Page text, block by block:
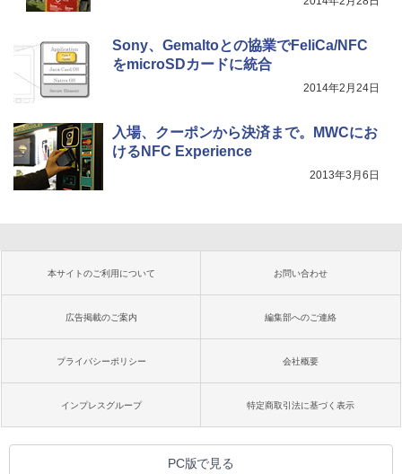
Sony、Gemaltoとの協業でFeliCa/NFC
をmicroSDカードに統合
2014年2月24日
入場、クーポンから決済まで。MWCにお
けるNFC Experience
2013年3月6日
本サイトのご利用について お問い合わせ
広告掲載のご案内 編集部へのご連絡
プライバシーポリシー 会社概要
インプレスグループ 特定商取引法に基づく表示
PC版で見る